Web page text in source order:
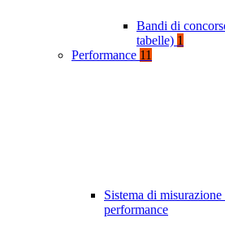
Bandi di
tabelle) 1
Performance 11
Sistema di
performance